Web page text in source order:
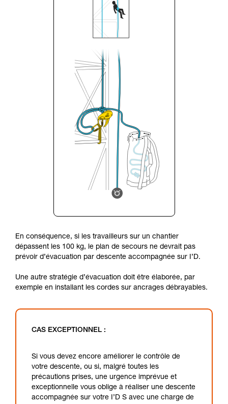
En conséquence, si les travailleurs sur un chantier
dépassent les 100 kg, le plan de secours ne devrait pas
prévoir d’évacuation par descente accompagnée sur I’D.
Une autre stratégie d’évacuation doit être élaborée, par
exemple en installant les cordes sur ancrages débrayables.
CAS EXCEPTIONNEL :
Si vous devez encore améliorer le contrôle de
votre descente, ou si, malgré toutes les
précautions prises, une urgence imprévue et
exceptionnelle vous oblige à réaliser une descente
accompagnée sur votre I’D S avec une charge de